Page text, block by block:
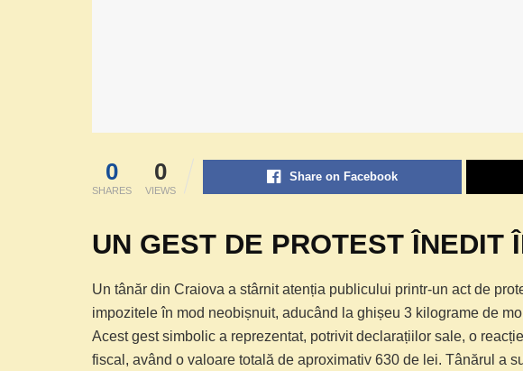
0
SHARES
0
VIEWS
Share on Facebook
UN GEST DE PROTEST ÎNEDIT
Un tânăr din Craiova a stârnit atenția publicului printr-un act de
impozitele în mod neobișnuit, aducând la ghișeu 3 kilograme de
Acest gest simbolic a reprezentat, potrivit declarațiilor sale, o
fiscal, având o valoare totală de aproximativ 630 de lei. Tânărul a